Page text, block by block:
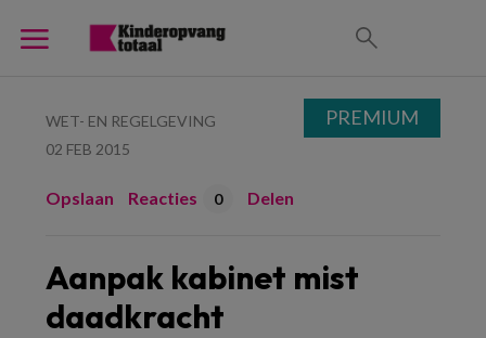
WET- EN REGELGEVING
02 FEB 2015
Opslaan Reacties 0 Delen
Aanpak kabinet mist
daadkracht
PREMIUM